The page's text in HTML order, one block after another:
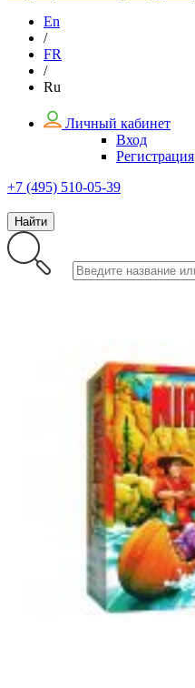
En
/
FR
/
Ru
Личный кабинет
Вход
Регистрация
+7 (495) 510-05-39
Найти